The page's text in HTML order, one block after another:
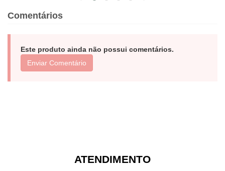
Comentários
Este produto ainda não possui comentários.
Enviar Comentário
ATENDIMENTO